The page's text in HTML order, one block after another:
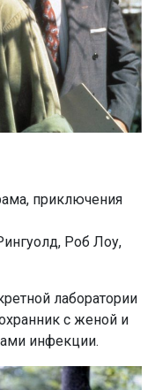
приключения
Роб Лоу,
лаборатории
с женой и
инфекции.